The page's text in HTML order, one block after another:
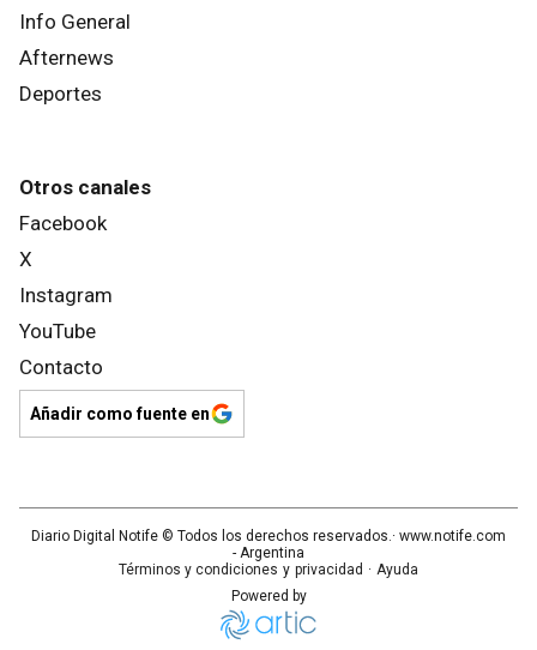
Info General
Afternews
Deportes
Otros canales
Facebook
X
Instagram
YouTube
Contacto
Añadir como fuente en
Diario Digital Notife © Todos los derechos reservados.· www.notife.com
- Argentina
Términos y condiciones y privacidad · Ayuda
Powered by